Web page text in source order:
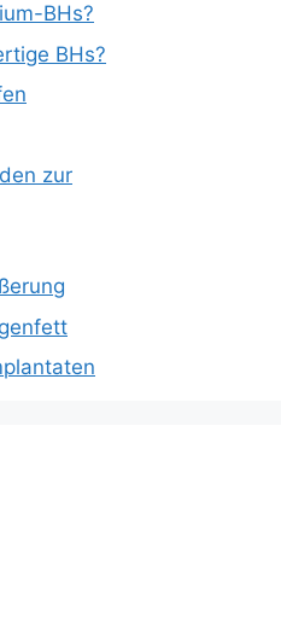
BHs?
BHs?
zur